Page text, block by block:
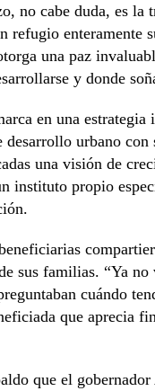
no cabe duda, es
refugio
una paz
y donde
en una
desarrollo urbano
una visión de
instituto propio
sus familias. “Ya
cuándo
que aprecia
que el